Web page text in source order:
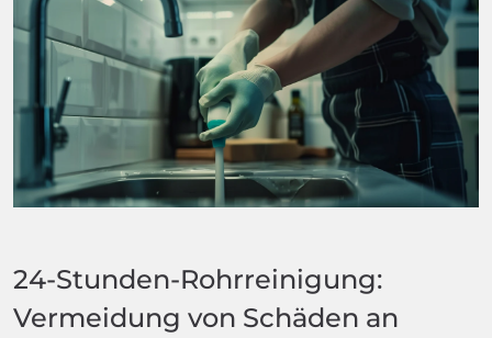
24-Stunden-Rohrreinigung:
Vermeidung von Schäden an